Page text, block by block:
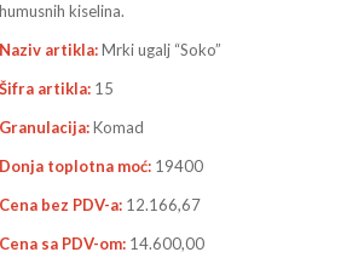
humusnih kiselina.
Naziv artikla:Mrki ugalj “Soko”
Šifra artikla: 15
Granulacija:Komad
Donja toplotna moć: 19400
Cena bez PDV-a: 12.166,67
Cena sa PDV-om: 14.600,00